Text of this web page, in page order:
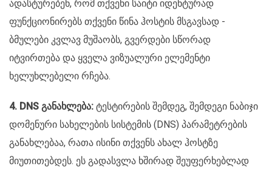
ადასტურებენ, რომ თქვენი საიტი იდენტურად
ფუნქციონირებს თქვენი წინა ჰოსტის მსგავსად -
ბმულები კვლავ მუშაობს, გვერდები სწორად
იტვირთება და ყველა ვიზუალური ელემენტი
ხელუხლებელი რჩება.
4. DNS განახლება: ტესტირების შემდეგ, შემდეგი ნაბიჯი
დომენური სახელების სისტემის (DNS) პარამეტრების
განახლებაა, რათა ისინი თქვენს ახალ ჰოსტზე
მიუთითებდეს. ეს გადასვლა ხშირად შეუფერხებლად